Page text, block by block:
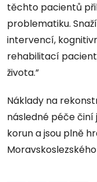
těchto pacientů
problematiku.
intervencí,
rehabilitací
života.”
Náklady na
následné péče
korun a jsou plně